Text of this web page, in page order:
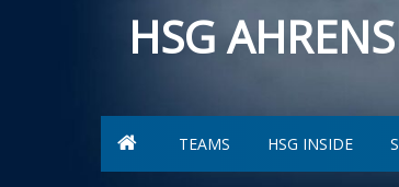
HSG
TEAMS HSG INSIDE